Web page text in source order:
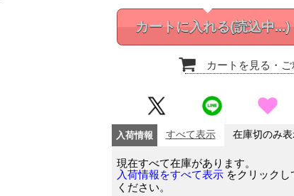
カートに入れる(読込中...)
カートを見る ・
入荷情報 すべて表示 在庫切のみ表
現在すべて在庫があります。
入荷情報をすべて表示 をクリックし
ください。